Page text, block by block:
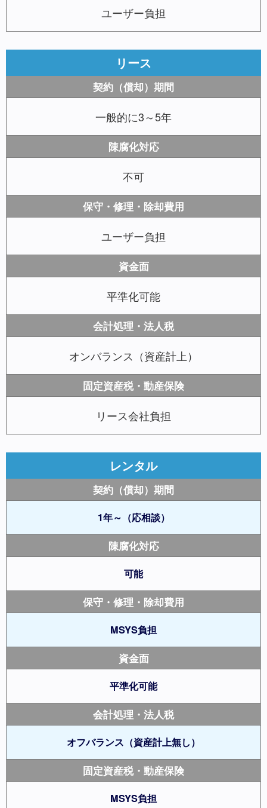
ユーザー負担
リース
契約（償却）期間
一般的に3～5年
陳腐化対応
不可
保守・修理・除却費用
ユーザー負担
資金面
平準化可能
会計処理・法人税
オンバランス（資産計上）
固定資産税・動産保険
リース会社負担
レンタル
契約（償却）期間
1年～（応相談）
陳腐化対応
可能
保守・修理・除却費用
MSYS負担
資金面
平準化可能
会計処理・法人税
オフバランス（資産計上無し）
固定資産税・動産保険
MSYS負担